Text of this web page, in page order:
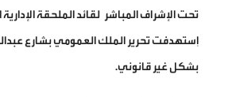
اِستهدفت تحرير الملك العمومي بشارع
بشكل غير قانوني.